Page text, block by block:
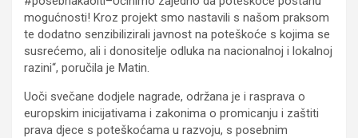
mogućnosti! Kroz projekt smo nastavili s našom praksom
te dodatno senzibilizirali javnost na poteškoće s kojima se
susrećemo, ali i donositelje odluka na nacionalnoj i lokalnoj
razini“, poručila je Matin.
Uoči svečane dodjele nagrade, održana je i rasprava o
europskim inicijativama i zakonima o promicanju i zaštiti
prava djece s poteškoćama u razvoju, s posebnim